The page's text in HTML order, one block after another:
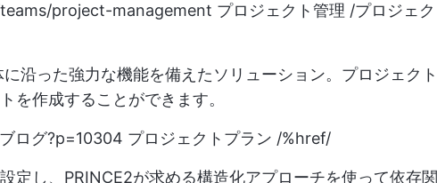
project-management プロジェクト管理 /プロジェク
沿った強力な機能を備えたソリューション。プロジェクト
を作成することができます。
ログ?p=10304 プロジェクトプラン /%href/
定し、PRINCE2が求める構造化アプローチを使って依存関